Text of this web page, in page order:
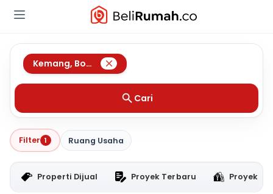
Kemang, Bogor
Cari
Filter 1 Ruang Usaha
Properti Dijual Proyek Terbaru Proyek